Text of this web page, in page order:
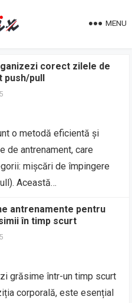
MENU
corect zilele de
push/pull
o metodă eficientă și
de antrenament, care
mișcări de împingere
Această…
antrenamente pentru
în timp scurt
grăsime într-un timp scurt
corporală, este esențial